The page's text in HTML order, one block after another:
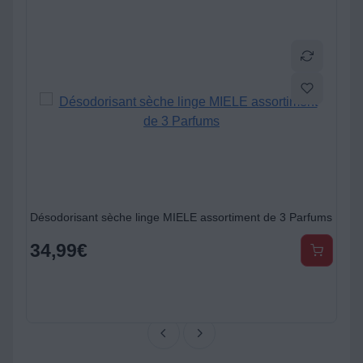
Désodorisant sèche linge MIELE assortiment de 3 Parfums
34,99€